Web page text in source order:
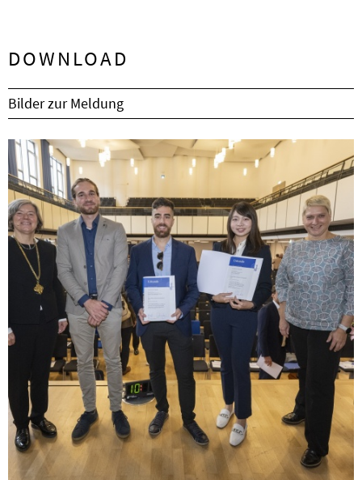
DOWNLOAD
Bilder zur Meldung